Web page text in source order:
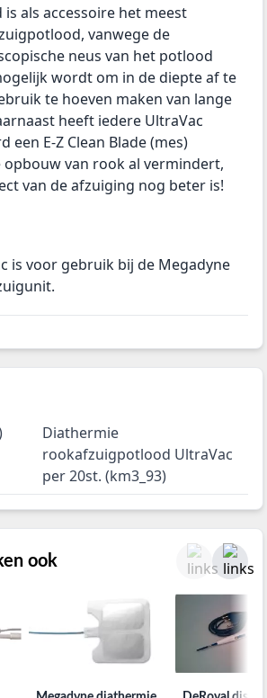
als accessoire het meest
vanwege de
neus van het potlood
wordt om in de diepte af te
te hoeven maken van lange
heeft iedere UltraVac
een E-Z Clean Blade (mes)
opbouw van rook al vermindert,
van de afzuiging nog beter is!
is voor gebruik bij de Megadyne
Diathermie
rookafzuigpotlood UltraVac
per 20st. (km3_93)
ook